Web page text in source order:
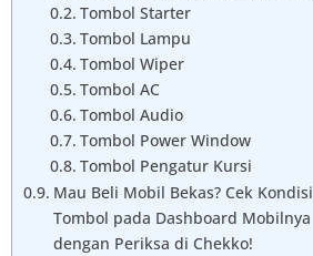
Tombol Starter
Tombol Lampu
Tombol Wiper
Tombol AC
Tombol Audio
Tombol Power Window
Tombol Pengatur Kursi
Mau Beli Mobil Bekas? Cek Kondisi
Tombol pada Dashboard Mobilnya
dengan Periksa di Chekko!